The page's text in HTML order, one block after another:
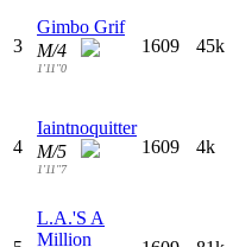
3
Gimbo Grif
M/4
1'11"0
1609 45k
4
Iaintnoquitter
M/5
1'11"7
1609 4k
L.A.'S A
Million